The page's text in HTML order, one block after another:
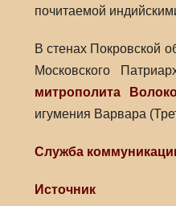
почитаемой
В стенах Покровской
Московского
митрополита
игумения Варвара
Служба
Источник